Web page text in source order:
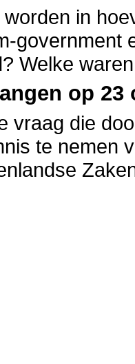
in
government
Welke
op 23
vraag die
te nemen